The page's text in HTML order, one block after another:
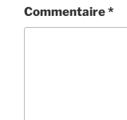
Commentaire*